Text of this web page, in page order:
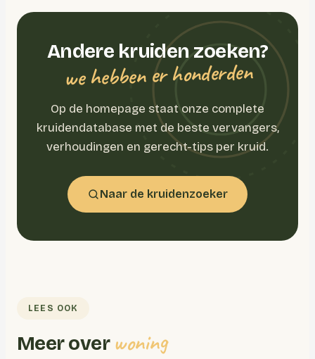
Andere kruiden zoeken?
we hebben er honderden
Op de homepage staat onze complete
kruidendatabase met de beste vervangers,
verhoudingen en gerecht-tips per kruid.
Naar de kruidenzoeker
LEES OOK
Meer over woning